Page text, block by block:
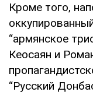
Кроме того,
“армянское
Кеосаян и
“Русский